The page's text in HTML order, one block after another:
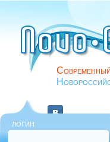
Современный
ЛОГИН